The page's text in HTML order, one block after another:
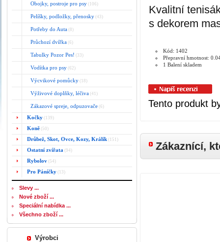
Obojky, postroje pro psy (106)
Pelíšky, podložky, přenosky (43)
Potřeby do Auta (8)
Průchozí dvířka (6)
Tabulky Pozor Pes! (33)
Vodítka pro psy (62)
Výcvikové pomůcky (18)
Výživové doplňky, léčiva (41)
Zákazové spreje, odpuzovače (6)
Kočky (139)
Koně (50)
Drůbež, Skot, Ovce, Kozy, Králík (151)
Ostatní zvířata (94)
Rybolov (54)
Pro Páníčky (13)
Slevy ...
Nové zboží ...
Speciální nabídka ...
Všechno zboží ...
Výrobci
Kvalitní
s dekorem
Kód: 1402
Přepravní hmotnost:
1 Balení skladem
Tento produkt
Zákaznící,